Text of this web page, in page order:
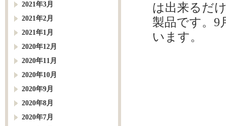
2021年3月
2021年2月
2021年1月
2020年12月
2020年11月
2020年10月
2020年9月
2020年8月
2020年7月
は出来るだ
製品です。9
います。